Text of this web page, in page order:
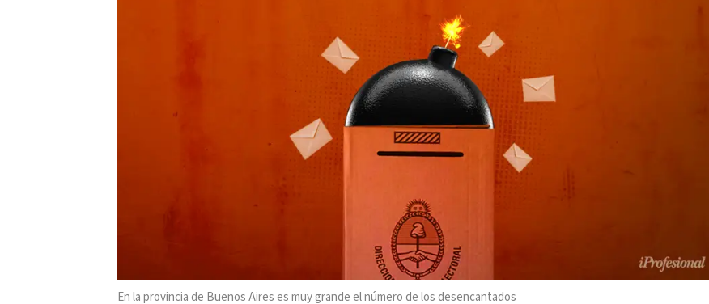
En la provincia de Buenos Aires es muy grande el número de los desencantados